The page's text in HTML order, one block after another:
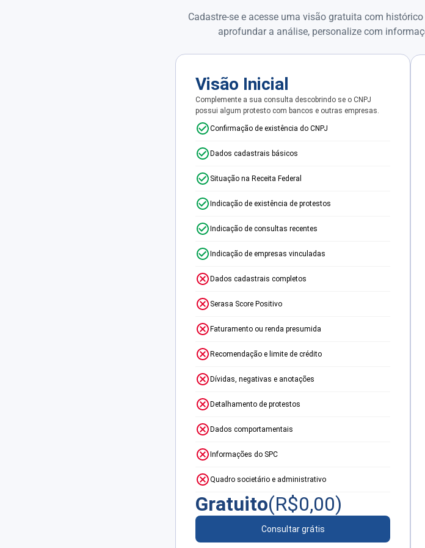
Cadastre-se e acesse uma visão gratuita com
aprofundar a análise, personalize com
Visão Inicial
Complemente a sua consulta descobrindo se o CNPJ
possui algum protesto com bancos e outras empresas.
Confirmação de existência do CNPJ
Dados cadastrais básicos
Situação na Receita Federal
Indicação de existência de protestos
Indicação de consultas recentes
Indicação de empresas vinculadas
Dados cadastrais completos
Serasa Score Positivo
Faturamento ou renda presumida
Recomendação e limite de crédito
Dívidas, negativas e anotações
Detalhamento de protestos
Dados comportamentais
Informações do SPC
Quadro societário e administrativo
Gratuito(R$0,00)
Consultar grátis